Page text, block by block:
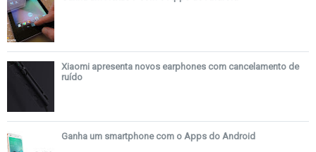
Xiaomi apresenta novos earphones com cancelamento de
ruído
Ganha um smartphone com o Apps do Android